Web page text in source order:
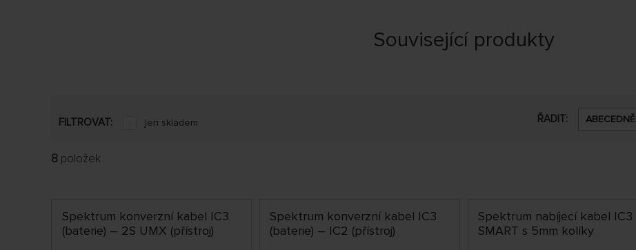
Související produkty
FILTROVAT: jen skladem ŘADIT: ABECEDNĚ
8 položek
Spektrum konverzní kabel IC3
(baterie) – 2S UMX (přístroj)
Spektrum konverzní kabel IC3
(baterie) – IC2 (přístroj)
Spektrum nabíjecí kabel IC3
SMART s 5mm kolíky